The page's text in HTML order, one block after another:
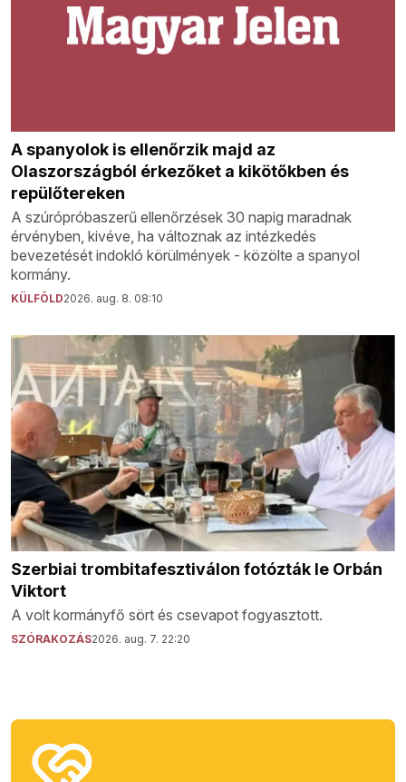
A spanyolok is ellenőrzik majd az
Olaszországból érkezőket a kikötőkben és
repülőtereken
A szúrópróbaszerű ellenőrzések 30 napig maradnak
érvényben, kivéve, ha változnak az intézkedés
bevezetését indokló körülmények - közölte a spanyol
kormány.
KÜLFÖLD2026. aug. 8. 08:10
Szerbiai trombitafesztiválon fotózták le Orbán
Viktort
A volt kormányfő sört és csevapot fogyasztott.
SZÓRAKOZÁS2026. aug. 7. 22:20